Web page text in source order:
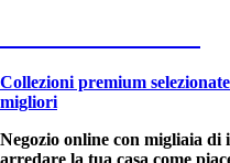
Collezioni premium
migliori
Negozio online con migliaia